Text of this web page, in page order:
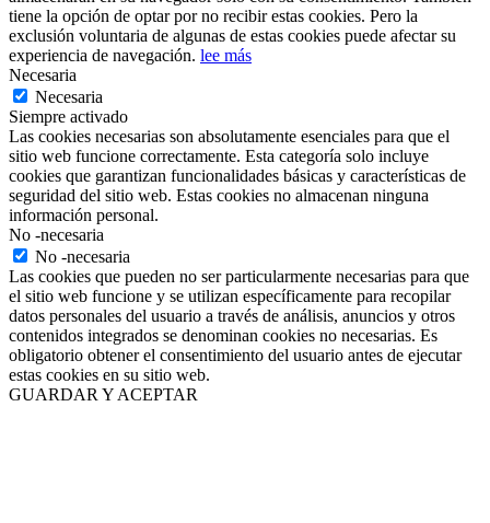
tiene la opción de optar por no recibir estas cookies. Pero la
exclusión voluntaria de algunas de estas cookies puede afectar su
experiencia de navegación. lee más
Necesaria
Necesaria
Siempre activado
Las cookies necesarias son absolutamente esenciales para que el
sitio web funcione correctamente. Esta categoría solo incluye
cookies que garantizan funcionalidades básicas y características de
seguridad del sitio web. Estas cookies no almacenan ninguna
información personal.
No -necesaria
No -necesaria
Las cookies que pueden no ser particularmente necesarias para que
el sitio web funcione y se utilizan específicamente para recopilar
datos personales del usuario a través de análisis, anuncios y otros
contenidos integrados se denominan cookies no necesarias. Es
obligatorio obtener el consentimiento del usuario antes de ejecutar
estas cookies en su sitio web.
GUARDAR Y ACEPTAR